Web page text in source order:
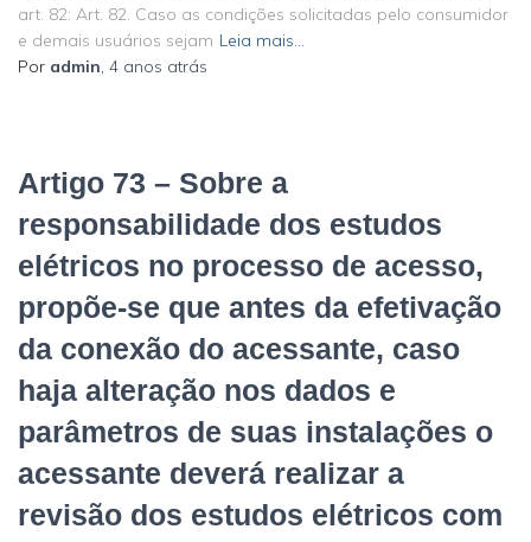
art. 82: Art. 82. Caso as condições solicitadas pelo consumidor
e demais usuários sejam Leia mais…
Por admin, 4 anos atrás
Artigo 73 – Sobre a
responsabilidade dos estudos
elétricos no processo de acesso,
propõe-se que antes da efetivação
da conexão do acessante, caso
haja alteração nos dados e
parâmetros de suas instalações o
acessante deverá realizar a
revisão dos estudos elétricos com